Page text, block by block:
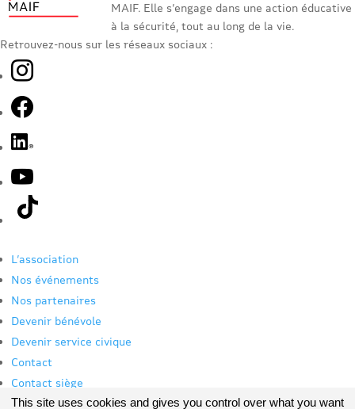
MAIF. Elle s’engage dans une action éducative
à la sécurité, tout au long de la vie.
Retrouvez-nous sur les réseaux sociaux :
L’association
Nos événements
Nos partenaires
Devenir bénévole
Devenir service civique
Contact
Contact siège
Mon espace bénévole
This site uses cookies and gives you control over what you want